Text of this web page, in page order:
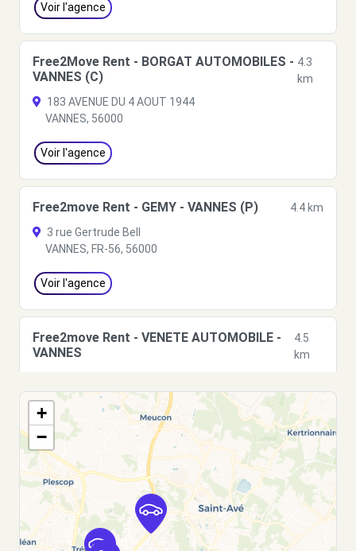
Voir l'agence
Free2Move Rent - BORGAT AUTOMOBILES -
VANNES (C)
4.3
km
183 AVENUE DU 4 AOUT 1944
VANNES, 56000
Voir l'agence
Free2move Rent - GEMY - VANNES (P)
4.4 km
3 rue Gertrude Bell
VANNES, FR-56, 56000
Voir l'agence
Free2move Rent - VENETE AUTOMOBILE -
VANNES
4.5
km
VANNES, 56000
Voir l'agence
Free2move Rent - VENETE AUTOMOBILE -
VANNES CEDEX (FP)
4.5
km
RUE LEPINE - PARC LANN
VANNES CEDEX, 56003
+
−